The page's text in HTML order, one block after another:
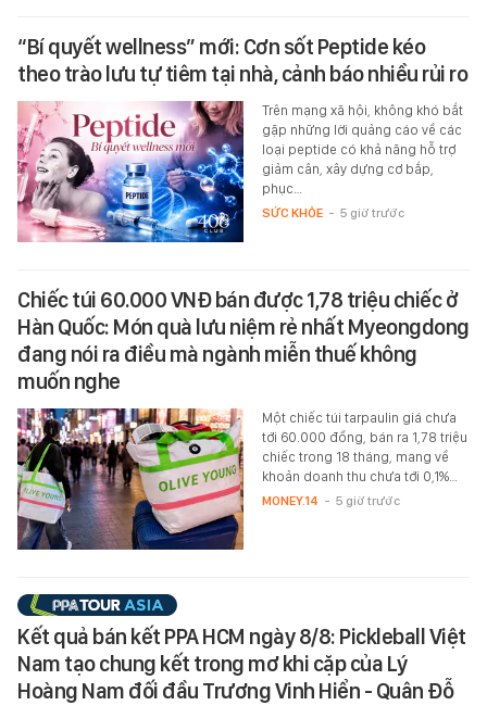
“Bí quyết wellness” mới: Cơn sốt Peptide kéo
theo trào lưu tự tiêm tại nhà, cảnh báo nhiều rủi ro
Trên mạng xã hội, không khó bắt
gặp những lời quảng cáo về các
loại peptide có khả năng hỗ trợ
giảm cân, xây dựng cơ bắp,
phục…
SỨC KHỎE - 5 giờ trước
Chiếc túi 60.000 VNĐ bán được 1,78 triệu chiếc ở
Hàn Quốc: Món quà lưu niệm rẻ nhất Myeongdong
đang nói ra điều mà ngành miễn thuế không
muốn nghe
Một chiếc túi tarpaulin giá chưa
tới 60.000 đồng, bán ra 1,78 triệu
chiếc trong 18 tháng, mang về
khoản doanh thu chưa tới 0,1%…
MONEY.14 - 5 giờ trước
Kết quả bán kết PPA HCM ngày 8/8: Pickleball Việt
Nam tạo chung kết trong mơ khi cặp của Lý
Hoàng Nam đối đầu Trương Vinh Hiển - Quân Đỗ